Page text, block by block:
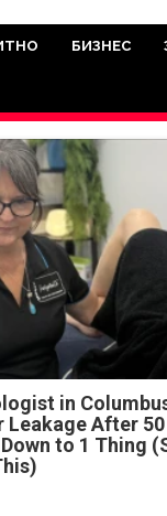
има
БИЗНЕС
in
Leakage After 50
to 1 Thing